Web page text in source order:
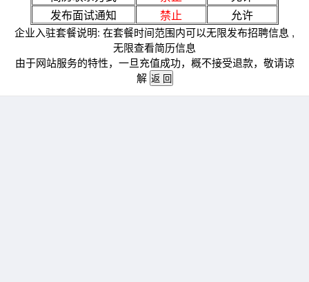
发布面试通知
禁止 允许
企业入驻套餐说明: 在套餐时间范围内可以无限发布招聘信息 ,
无限查看简历信息
由于网站服务的特性，一旦充值成功，概不接受退款，敬请谅
解